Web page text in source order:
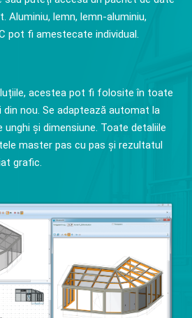
Aluminiu, lemn, lemn-aluminiu,
pot fi amestecate individual.
acestea pot fi folosite în toate
nou. Se adaptează automat la
și dimensiune. Toate detaliile
master pas cu pas și rezultatul
grafic.